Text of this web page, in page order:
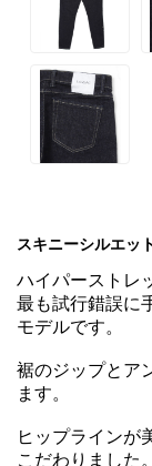
スキニーシルエッ
ハイパーストレ
最も試行錯誤に
モデルです。
裾のジップとア
ます。
ヒップラインが
こだわりました。